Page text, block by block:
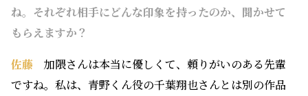
ね。それぞれ相手にどんな印象を持ったのか、聞かせて
もらえますか？
佐藤 加隈さんは本当に優しくて、頼りがいのある先輩
ですね。私は、青野くん役の千葉翔也さんとは別の作品